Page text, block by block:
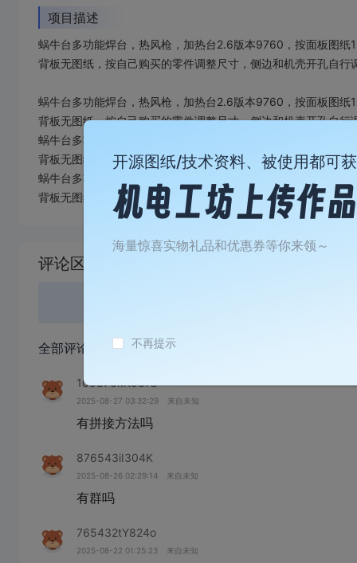
项目描述
蜗牛台多功能焊台，热风枪，加热台2.6版本9760，按面板图
背板无图纸，按自己购买的零件调整尺寸，侧边和机壳开孔自行
蜗牛台多功能焊台，热风枪，加热台2.6版本9760，按面板图
背板无图纸，按自己购买的零件调整尺寸，侧边和机壳开孔自行
蜗牛台多功能焊台，热风枪，加热台2.6版本9760，按面板图
背板无图纸，按自己购买的零件调整尺寸，侧边和机壳开孔自行
蜗牛台多功能焊台，热风枪，加热台2.6版本9760，按面板图
背板无图纸，按自己购买的零件调整尺寸，侧边和机壳开孔自行
失
评论区
全部评论
109876kK587a
2025-08-27 03:32:29 来自未知
有拼接方法吗
876543iI304K
2025-08-26 02:29:14 来自未知
有群吗
765432tY824o
2025-08-22 01:25:23 来自未知
开源图纸/技术资料、被使用都可
海量惊喜实物礼品和优惠券等你来领～
不再提示